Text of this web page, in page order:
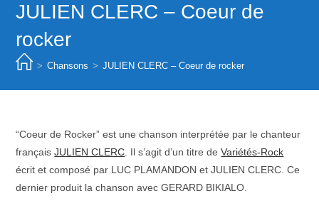
JULIEN CLERC – Coeur de
rocker
> Chansons > JULIEN CLERC – Coeur de rocker
“Coeur de Rocker” est une chanson interprétée par le chanteur
françaisJULIEN CLERC . Il s’agit d’un titre deVariétés-Rock
écrit et composé par LUC PLAMANDON et JULIEN CLERC. Ce
dernier produit la chanson avec GERARD BIKIALO.